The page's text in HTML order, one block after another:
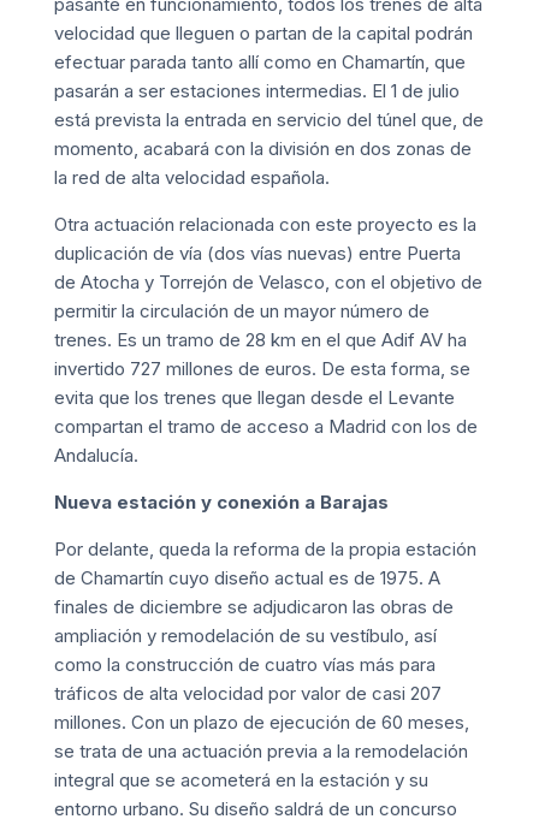
velocidad que lleguen o partan de la capital podrán
efectuar parada tanto allí como en Chamartín, que
pasarán a ser estaciones intermedias. El 1 de julio
está prevista la entrada en servicio del túnel que, de
momento, acabará con la división en dos zonas de
la red de alta velocidad española.
Otra actuación relacionada con este proyecto es la
duplicación de vía (dos vías nuevas) entre Puerta
de Atocha y Torrejón de Velasco, con el objetivo de
permitir la circulación de un mayor número de
trenes. Es un tramo de 28 km en el que Adif AV ha
invertido 727 millones de euros. De esta forma, se
evita que los trenes que llegan desde el Levante
compartan el tramo de acceso a Madrid con los de
Andalucía.
Nueva estación y conexión a Barajas
Por delante, queda la reforma de la propia estación
de Chamartín cuyo diseño actual es de 1975. A
finales de diciembre se adjudicaron las obras de
ampliación y remodelación de su vestíbulo, así
como la construcción de cuatro vías más para
tráficos de alta velocidad por valor de casi 207
millones. Con un plazo de ejecución de 60 meses,
se trata de una actuación previa a la remodelación
integral que se acometerá en la estación y su
entorno urbano. Su diseño saldrá de un concurso